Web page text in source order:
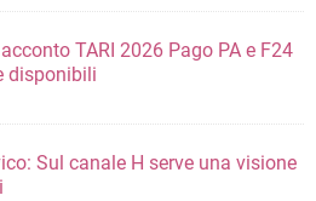
TARI 2026 Pago PA e F24
disponibili
Sul canale H serve una visione